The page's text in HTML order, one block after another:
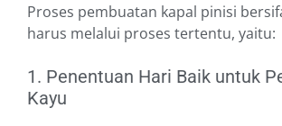
Proses pembuatan kapal pinisi
harus melalui proses tertentu, yaitu:
1. Penentuan Hari Baik untuk
Kayu